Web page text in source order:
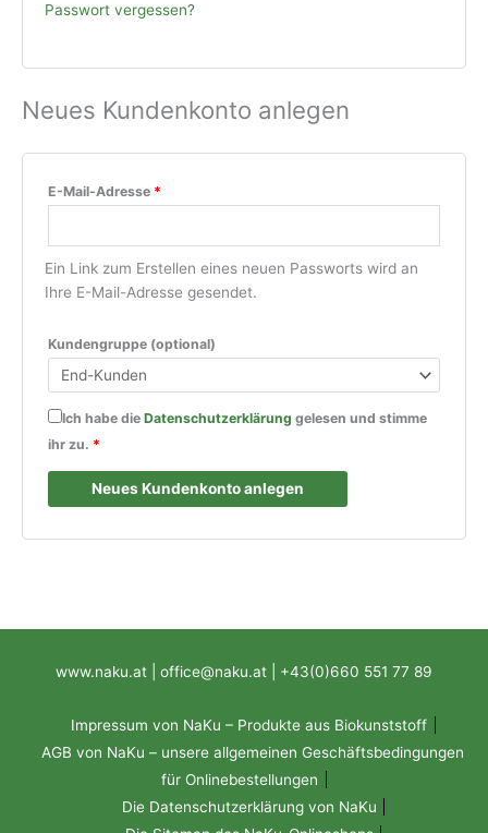
Passwort vergessen?
Neues Kundenkonto anlegen
E-Mail-Adresse *
Ein Link zum Erstellen eines neuen Passworts wird an
Ihre E-Mail-Adresse gesendet.
Kundengruppe (optional)
Ich habe die Datenschutzerklärung gelesen und stimme
ihr zu. *
Neues Kundenkonto anlegen
www.naku.at | office@naku.at | +43(0)660 551 77 89
Impressum von NaKu – Produkte aus Biokunststoff
AGB von NaKu – unsere allgemeinen Geschäftsbedingungen
für Onlinebestellungen
Die Datenschutzerklärung von NaKu